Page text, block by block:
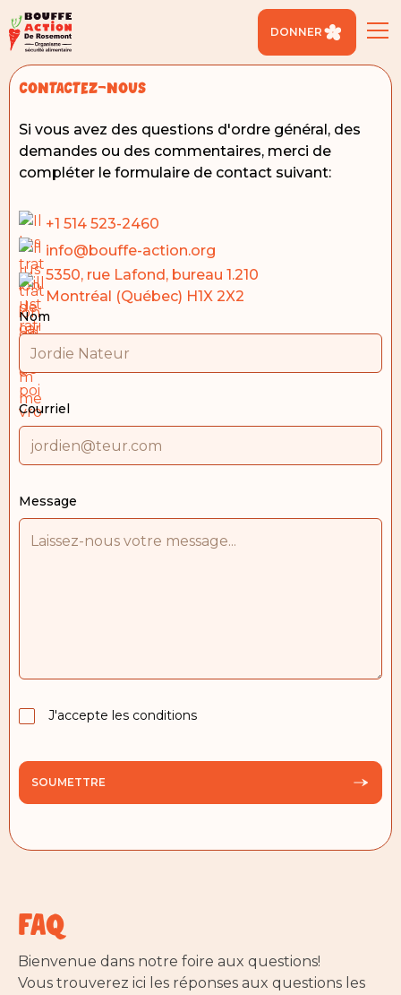
DONNER
contactez-nous
Si vous avez des questions d'ordre général, des
demandes ou des commentaires, merci de
compléter le formulaire de contact suivant:
+1 514 523-2460
info@bouffe-action.org
5350, rue Lafond, bureau 1.210
Montréal (Québec) H1X 2X2
Nom
Courriel
Message
J'accepte les conditions
SOUMETTRE
FAQ
Bienvenue dans notre foire aux questions!
Vous trouverez ici les réponses aux questions les